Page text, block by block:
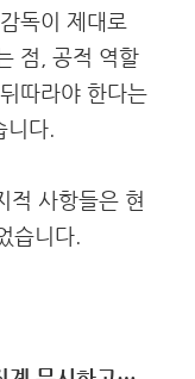
독이 제대로
점, 공적 역할
따라야 한다는
니다.
적 사항들은 현
습니다.